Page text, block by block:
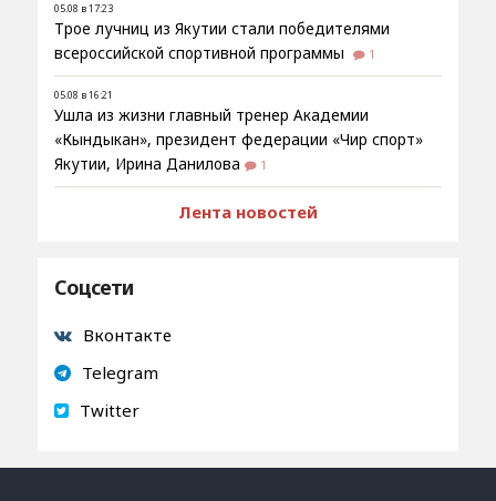
05.08 в 17:23
Трое лучниц из Якутии стали победителями
всероссийской спортивной программы
1
05.08 в 16:21
Ушла из жизни главный тренер Академии
«Кындыкан», президент федерации «Чир спорт»
Якутии, Ирина Данилова
1
Лента новостей
Соцсети
Вконтакте
Telegram
Twitter